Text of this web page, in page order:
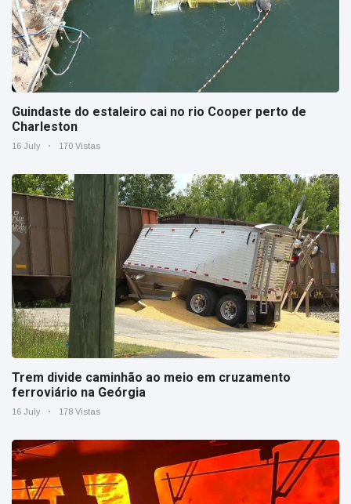
Guindaste do estaleiro cai no rio Cooper perto de
Charleston
16 July 170 Vistas
Trem divide caminhão ao meio em cruzamento
ferroviário na Geórgia
16 July 178 Vistas